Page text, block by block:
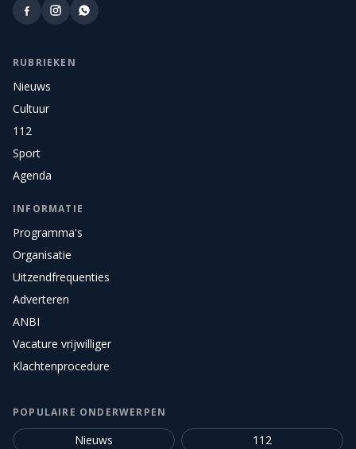
RUBRIEKEN
Nieuws
Cultuur
112
Sport
Agenda
INFORMATIE
Programma's
Organisatie
Uitzendfrequenties
Adverteren
ANBI
Vacature vrijwilliger
Klachtenprocedure
POPULAIRE ONDERWERPEN
Nieuws
112